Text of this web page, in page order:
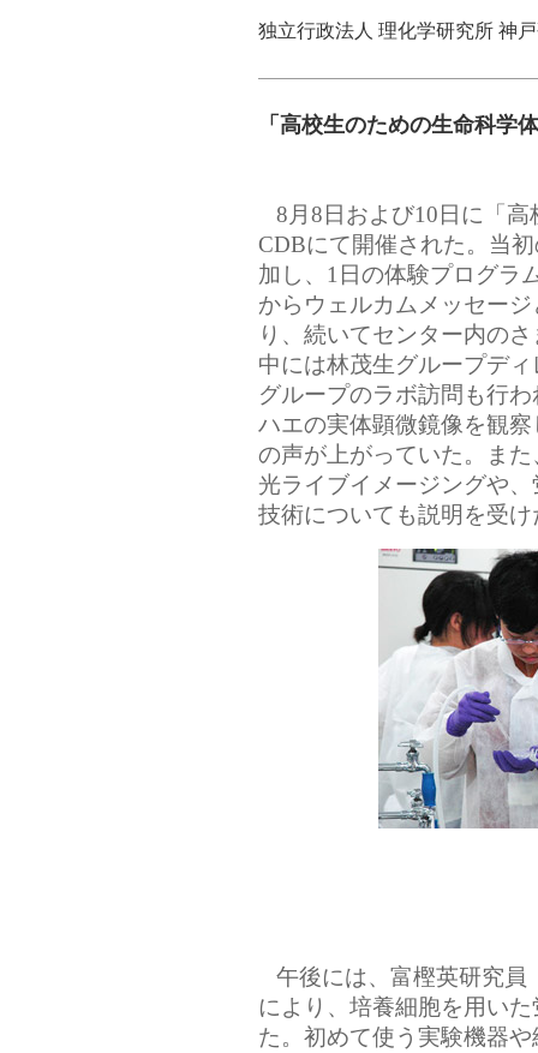
独立行政法人 理化学研究所 神
「高校生のための生命科学
8月8日および10日に「
CDBにて開催された。当
加し、1日の体験プログラ
からウェルカムメッセー
り、続いてセンター内の
中には林茂生グループデ
グループのラボ訪問も行
ハエの実体顕微鏡像を観
の声が上がっていた。ま
光ライブイメージングや
技術についても説明を受け
午後には、富樫英研究員
により、培養細胞を用い
た。初めて使う実験機器